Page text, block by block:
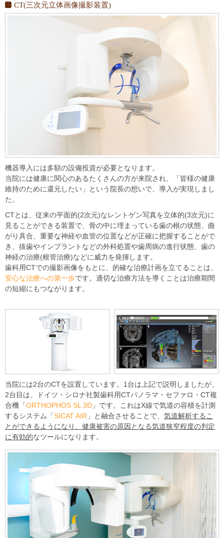
CT(三次元立体画像撮影装置)
機器導入には多額の設備投資が必要となります。
当院には健康に関心のあるたくさんの方が来院され、「皆様の健康
維持のために還元したい」という院長の想いで、導入が実現しまし
た。
CTとは、従来の平面的(2次元)なレントゲン写真を立体的(3次元)に
見ることができる装置で、骨の中に埋まっている歯の根の状態、曲
がり具合、重要な神経や血管の位置などが正確に把握することがで
き、抜歯やインプラントなどの外科処置や歯周病の進行状態、歯の
神経の治療(根管治療)などに威力を発揮します。
歯科用CTでの撮影画像をもとに、的確な治療計画を立てることは、
安心な治療への第一歩です。適切な治療方法を導くことは治療期間
の短縮にもつながります。
当院には2台のCTを設置しています。1台は上記で説明しましたが、
2台目は、ドイツ・シロナ社製歯科用CTパノラマ・セファロ・CT複
合機「 ORTHOPHOS SL 3D 」です。これはX線で気道の容積を計測
するシステム「 SICAT AIR 」と融合させることで、 気道解析するこ
とができるようになり、健康被害の原因となる気道狭窄程度の判定
に有効的なツールになります。